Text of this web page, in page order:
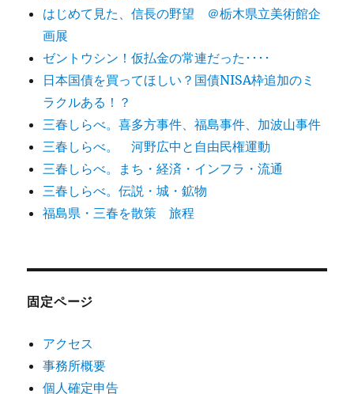
はじめて見た、信長の野望 ＠栃木県立美術館企
画展
ゼントウシン！仮払金の常連だった････
日本国債を買ってほしい？国債NISA枠追加のミ
ラクルある！？
三春しらべ。喜多方事件、福島事件、加波山事件
三春しらべ。 河野広中と自由民権運動
三春しらべ。まち・経済・インフラ・流通
三春しらべ。伝説・城・鉱物
福島県・三春を散策 旅程
固定ページ
アクセス
事務所概要
個人確定申告